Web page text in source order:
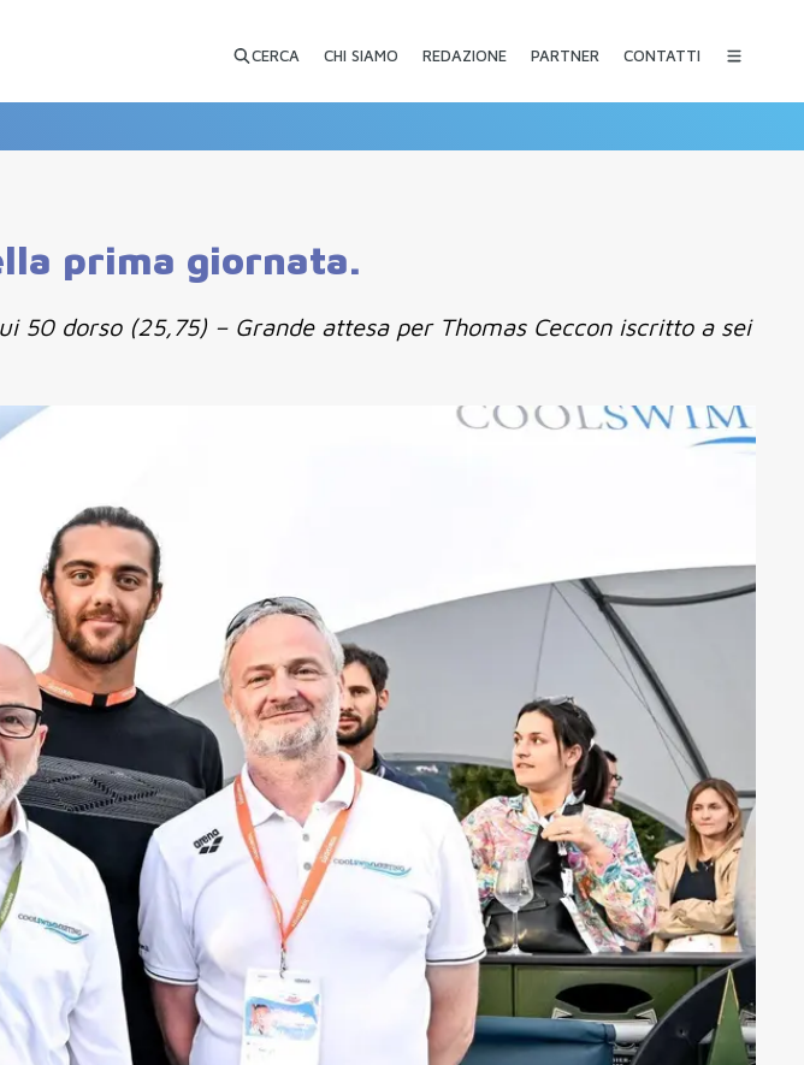
CERCA CHI SIAMO REDAZIONE PARTNER CONTATTI
prima giornata.
50 dorso (25,75) – Grande attesa per Thomas Ceccon iscritto a sei